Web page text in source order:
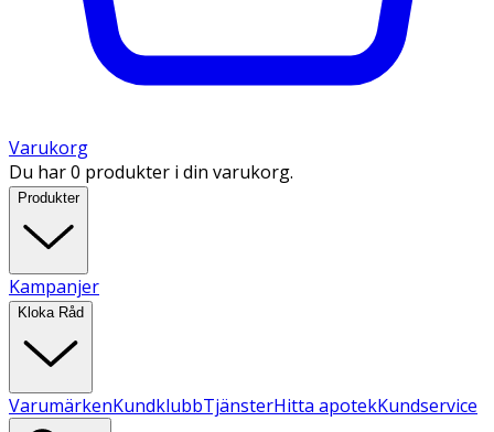
Varukorg
Du har 0 produkter i din varukorg.
Produkter
Kampanjer
Kloka Råd
VarumärkenKundklubbTjänsterHitta apotekKundservice